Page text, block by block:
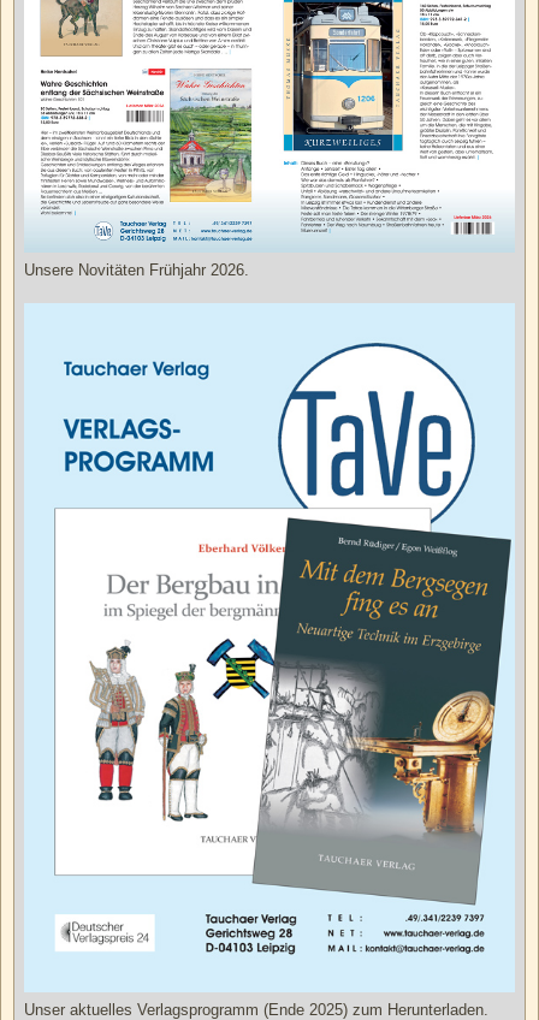
Unsere Novitäten Frühjahr 2026.
Unser aktuelles Verlagsprogramm (Ende 2025) zum Herunterladen.